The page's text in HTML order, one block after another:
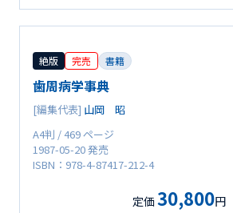
絶版 完売 書籍
歯周病学事典
[編集代表] 山岡 昭
A4判 / 469 ページ
1987-05-20 発売
ISBN：978-4-87417-212-4
定価 30,800円